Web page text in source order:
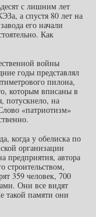
с лишним лет
а спустя 80 лет на
его начали
Как
войны
годы представлял
пилона,
которым вписаны в
потускнело, на
«патриотизм»
когда у обелиска по
организации
предприятия, автора
строительством,
359 человек, 700
Они все видят
такой памяти они